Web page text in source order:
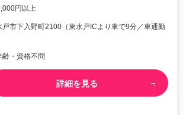
円以上
戸市下入野町2100（東水戸ICより車で9分／車通勤
齢・資格不問
詳細を見る